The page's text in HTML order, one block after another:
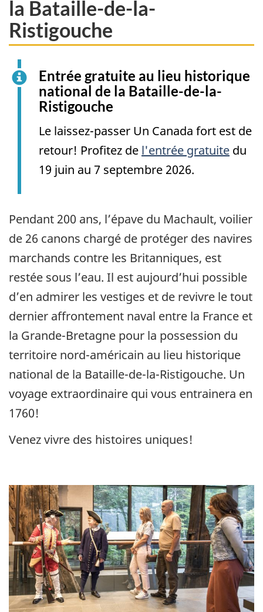
la Bataille-de-la-
Ristigouche
Entrée gratuite au lieu historique
national de la Bataille-de-la-
Ristigouche
Le laissez-passer Un Canada fort est de
retour! Profitez de l'entrée gratuite du
19 juin au 7 septembre 2026.
Pendant 200 ans, l’épave du Machault, voilier
de 26 canons chargé de protéger des navires
marchands contre les Britanniques, est
restée sous l’eau. Il est aujourd’hui possible
d’en admirer les vestiges et de revivre le tout
dernier affrontement naval entre la France et
la Grande-Bretagne pour la possession du
territoire nord-américain au lieu historique
national de la Bataille-de-la-Ristigouche. Un
voyage extraordinaire qui vous entrainera en
1760!
Venez vivre des histoires uniques!